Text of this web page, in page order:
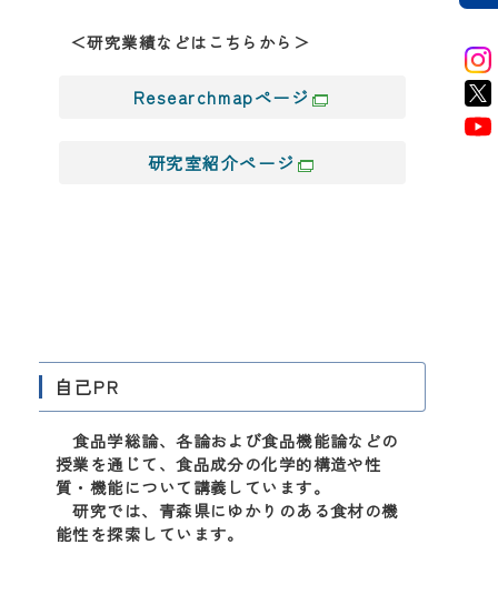
＜研究業績などはこちらから＞
Researchmapページ
研究室紹介ページ
自己PR
食品学総論、各論および食品機能論などの
授業を通じて、食品成分の化学的構造や性
質・機能について講義しています。
研究では、青森県にゆかりのある食材の機
能性を探索しています。